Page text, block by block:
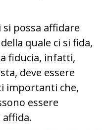
si possa affidare
quale ci si fida,
fiducia, infatti,
deve essere
importanti che,
essere
affida.